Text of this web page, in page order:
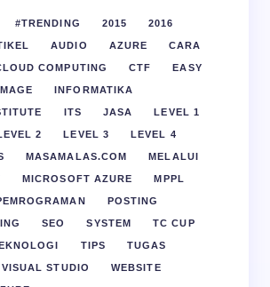
#TRENDING 2015 2016
AUDIO AZURE CARA
COMPUTING CTF EASY
IMAGE INFORMATIKA
ITS JASA LEVEL 1
2 LEVEL 3 LEVEL 4
MASAMALAS.COM MELALUI
MICROSOFT AZURE MPPL
POSTING
SEO SYSTEM TC CUP
TIPS TUGAS
VISUAL STUDIO WEBSITE